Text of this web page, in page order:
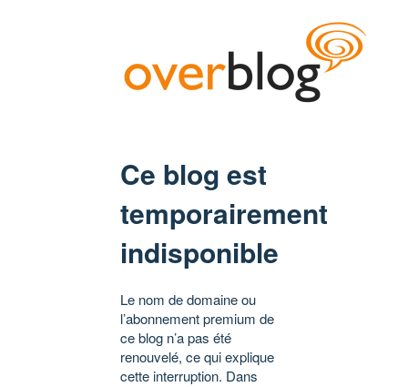
Ce blog est
temporairement
indisponible
Le nom de domaine ou
l’abonnement premium de
ce blog n’a pas été
renouvelé, ce qui explique
cette interruption. Dans